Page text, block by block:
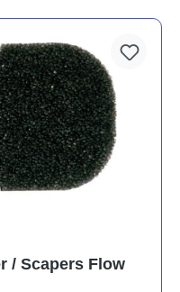
/ Scapers Flow